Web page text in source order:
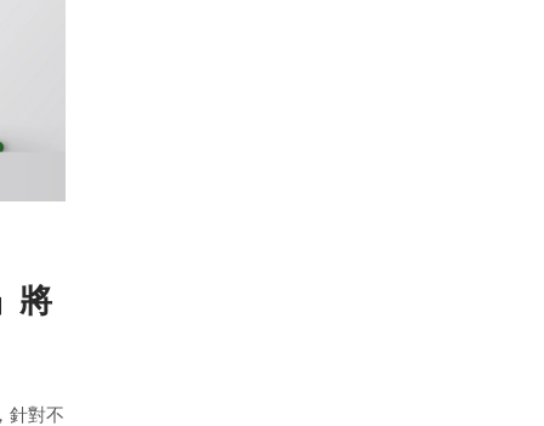
將
針對不